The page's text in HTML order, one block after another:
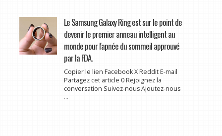
Le Samsung Galaxy Ring est sur le point de
devenir le premier anneau intelligent au
monde pour l'apnée du sommeil approuvé
par la FDA.
Copier le lien Facebook X Reddit E-mail
Partagez cet article 0 Rejoignez la
conversation Suivez-nous Ajoutez-nous
...